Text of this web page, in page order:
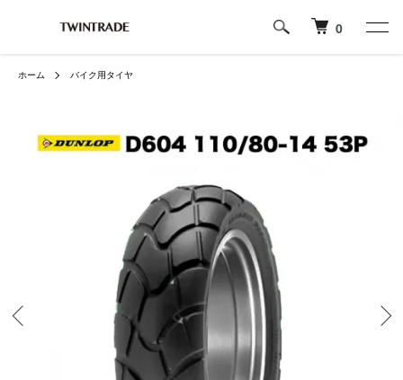
0
ホーム バイク用タイヤ